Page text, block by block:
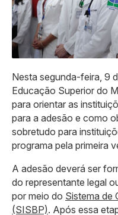
Nesta segunda-feira, 9
Educação Superior do
para orientar as
para a adesão e como
sobretudo para
programa pela primeira
A adesão deverá ser
do representante legal
por meio do Sistema de
(SISBP). Após essa